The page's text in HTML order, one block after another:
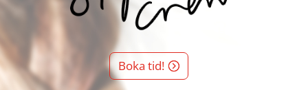
Boka tid!